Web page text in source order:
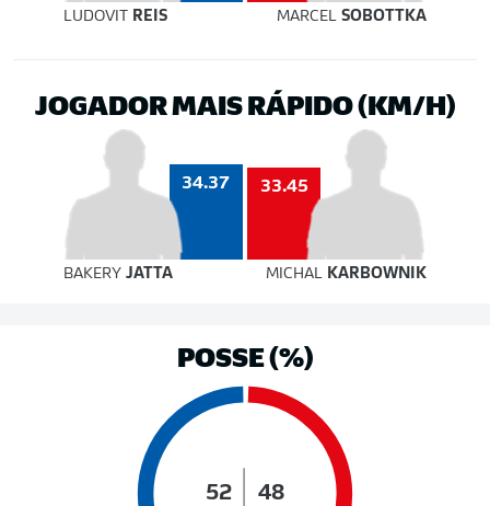
LUDOVIT REIS MARCELSOBOTTKA
JOGADOR MAIS RÁPIDO (KM/H)
34.37 33.45
BAKERY JATTA MICHAL KARBOWNIK
POSSE (%)
52 48